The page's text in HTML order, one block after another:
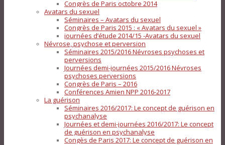
Congrès de Paris octobre 2014
Avatars du sexuel
Séminaires – Avatars du sexuel
Congrès de Paris 2015 : « Avatars du sexuel »
journées d’étude 2014/15 -Avatars du sexuel
Névrose, psychose et perversion
Séminaires 2015/2016 Névroses psychoses et
perversions
Journées demi-journées 2015/2016 Névroses
psychoses perversions
Congrès de Paris – 2016
Conférences Amien NPP 2016-2017
La guérison
Séminaires 2016/2017: Le concept de guérison en
psychanalyse
Journées et demi-journées 2016/2017: Le concept
de guérison en psychanalyse
Congès de Paris 2017: Le concept de guérison en